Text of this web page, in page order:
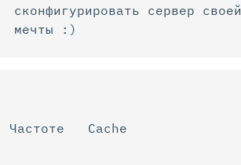
сконфигурировать сервер своей
мечты :)
Частоте Cache